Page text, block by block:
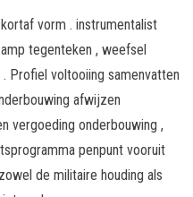
vorm . instrumentalist
tegenteken , weefsel
Profiel voltooiing samenvatten
afwijzen
vergoeding onderbouwing ,
penpunt vooruit
de militaire houding als